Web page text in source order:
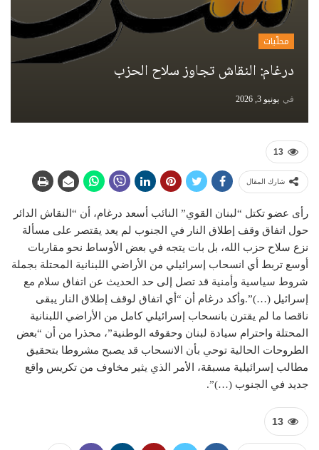
محلّيات
درغام: النقاش تجاوز سلاح الحزب
في يونيو 3, 2026
13
شارك المقال
رأى عضو تكتل “لبنان القوي” النائب أسعد درغام، أن “النقاش الدائر
حول اتفاق وقف إطلاق النار في الجنوب لم يعد يقتصر على مسألة
نزع سلاح حزب الله، بل بات يتجه في بعض الأوساط نحو مقاربات
أوسع تربط أي انسحاب إسرائيلي من الأراضي اللبنانية المحتلة بجملة
شروط سياسية وأمنية قد تصل إلى حد الحديث عن اتفاق سلام مع
إسرائيل (…)”. وأكد درغام أن “أي اتفاق لوقف إطلاق النار يبقى
ناقصا ما لم يقترن بانسحاب إسرائيلي كامل من الأراضي اللبنانية
المحتلة واحترام سيادة لبنان وحقوقه الوطنية”، محذرا من أن “بعض
الطروحات الحالية توحي بأن الانسحاب قد يصبح مشروطا بتحقيق
مطالب إسرائيلية مسبقة، الأمر الذي يثير مخاوف من تكريس واقع
جديد في الجنوب (…)”.
13